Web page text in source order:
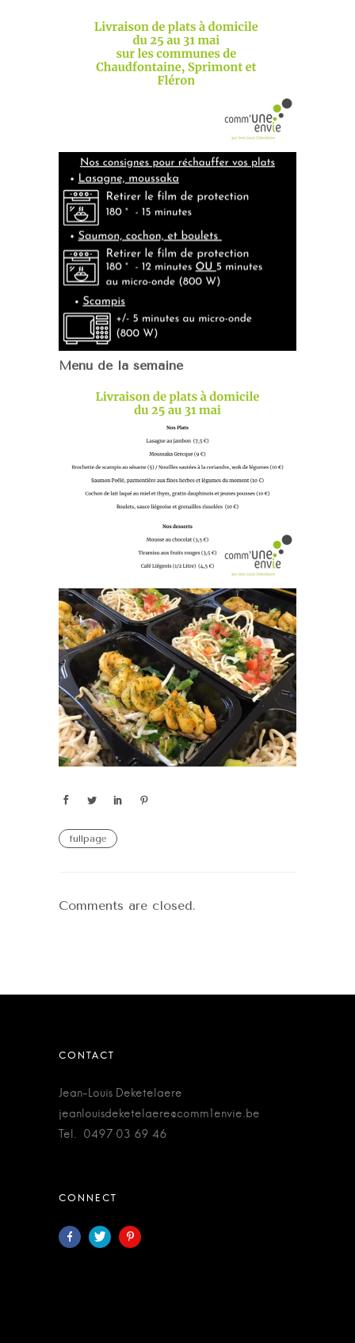
Menu de la semaine
fullpage
Comments are closed.
Jean-Louis Deketelaere
jeanlouisdeketelaere@comm1envie.be
Tel. 0497 03 69 46